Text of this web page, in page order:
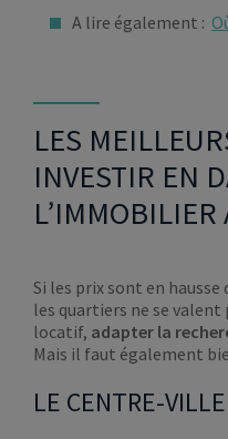
A lire également :
LES
INVESTIR EN
L’IMMOBILIER
Si les prix sont en
les quartiers ne se
locatif, adapter la
Mais il faut également
LE CENTRE-VILLE